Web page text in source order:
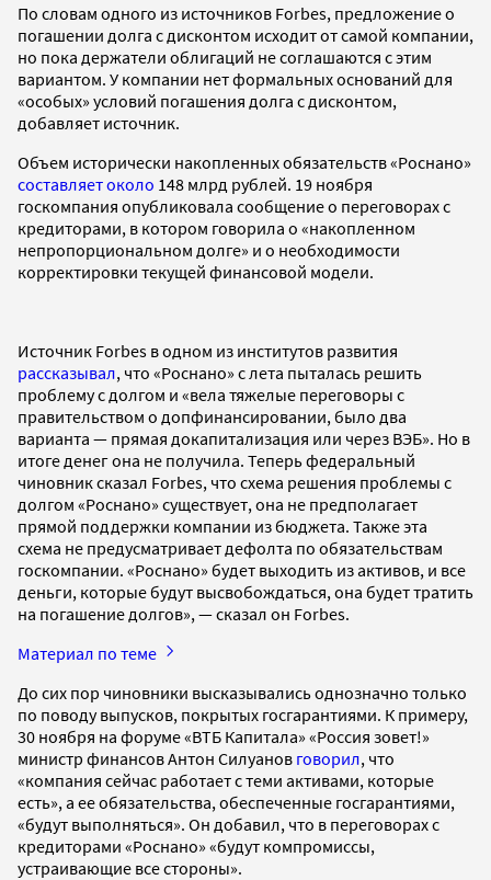
По словам одного из источников Forbes, предложение о
погашении долга с дисконтом исходит от самой компании,
но пока держатели облигаций не соглашаются с этим
вариантом. У компании нет формальных оснований для
«особых» условий погашения долга с дисконтом,
добавляет источник.
Объем исторически накопленных обязательств «Роснано»
составляет около 148 млрд рублей. 19 ноября
госкомпания опубликовала сообщение о переговорах с
кредиторами, в котором говорила о «накопленном
непропорциональном долге» и о необходимости
корректировки текущей финансовой модели.
Источник Forbes в одном из институтов развития
рассказывал, что «Роснано» с лета пыталась решить
проблему с долгом и «вела тяжелые переговоры с
правительством о допфинансировании, было два
варианта — прямая докапитализация или через ВЭБ». Но в
итоге денег она не получила. Теперь федеральный
чиновник сказал Forbes, что схема решения проблемы с
долгом «Роснано» существует, она не предполагает
прямой поддержки компании из бюджета. Также эта
схема не предусматривает дефолта по обязательствам
госкомпании. «Роснано» будет выходить из активов, и все
деньги, которые будут высвобождаться, она будет тратить
на погашение долгов», — сказал он Forbes.
Материал по теме
До сих пор чиновники высказывались однозначно только
по поводу выпусков, покрытых госгарантиями. К примеру,
30 ноября на форуме «ВТБ Капитала» «Россия зовет!»
министр финансов Антон Силуанов говорил, что
«компания сейчас работает с теми активами, которые
есть», а ее обязательства, обеспеченные госгарантиями,
«будут выполняться». Он добавил, что в переговорах с
кредиторами «Роснано» «будут компромиссы,
устраивающие все стороны».